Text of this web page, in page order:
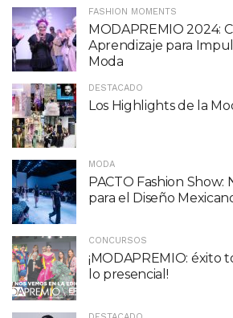
FASHION MOMENTS
MODAPREMIO 2024:
Aprendizaje para
Moda
DESTACADO
Los Highlights de la
MODA
PACTO Fashion Show:
para el Diseño
CONCURSOS
¡MODAPREMIO: éxito
lo presencial!